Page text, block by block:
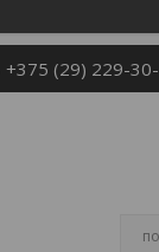
+375 (29) 229-